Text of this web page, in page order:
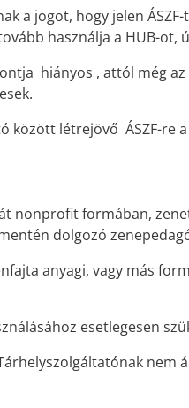
a jogot, hogy jelen
használja a HUB-ot,
hiányos , attól még
között létrejövő ÁSZF-re
nonprofit formában,
dolgozó
anyagi, vagy más
esetlegesen
nem